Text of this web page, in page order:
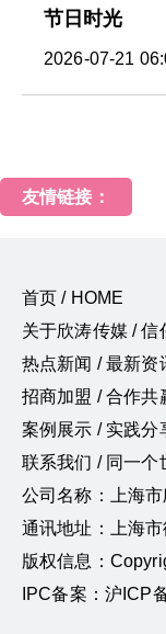
节日时光
2026-07-21
友情链接：
首页 / HOME
关于欣涛传媒 /
热点新闻 / 最新资
招商加盟 / 合作共
案例展示 / 实践分
联系我们 / 同一个
公司名称：上海
通讯地址：上海
版权信息：
IPC备案：沪ICP